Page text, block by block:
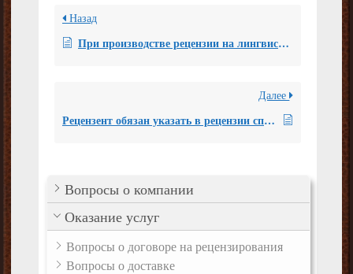
Вопросы о компании
Оказание услуг
Вопросы о договоре на рецензирования
Вопросы о доставке
Назад
При производстве рецензии на лингвистическую экспертизу был привлечен эксперт со стажем 12 лет. Возможно ли привлечь в судебное заседание для защиты произведенной рецензии по этому делу кандидата лингвистических наук вместо эксперта, выполнившего рецензию?
Далее
Рецензент обязан указать в рецензии список нормативных документов и методической литературы, использованные им при подготовке рецензии?